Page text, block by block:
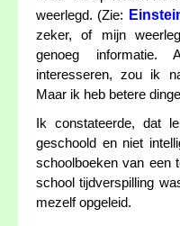
weerlegd. (Zie:
zeker, of mijn
genoeg
interesseren, zou ik
Maar ik heb betere
Ik constateerde, dat
geschoold en niet
schoolboeken van een
school tijdverspilling
mezelf opgeleid.